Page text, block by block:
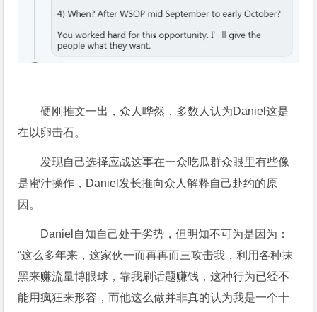
硬刚推文一出，众人哗然，多数人认为Daniel这是
在以卵击石。
发现自己选择应战这事在一众吃瓜群众眼里有些像
是蜜汁操作，Daniel发长推向众人解释自己赴约的原
因。
Daniel自知自己处于劣势，但明知不可为是因为：
“这么多年来，这家伙一而再再而三攻击我，利用各种抹
黑来赚流量博眼球，靠我刷话题赚钱，这种行为已经不
能用疯狂来形容，而他这么做并非真的认为我是一个十